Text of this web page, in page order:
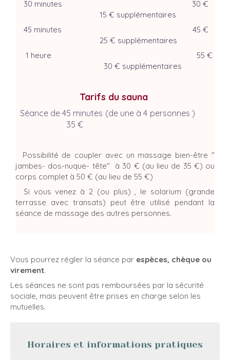
30 minutes 30 €
15 € supplémentaires
45 minutes 45 €
25 € supplémentaires
1 heure 55 €
30 € supplémentaires
Tarifs du sauna
Séance de 45 minutes (de une à 4 personnes )
35 €
Possibilité de coupler avec un massage bien-être "
jambes- dos-nuque- tête" à 30 € (au lieu de 35 €) ou
corps complet à 50 € (au lieu de 55 €)
Si vous venez à 2 (ou plus) , le solarium (grande
terrasse avec transats) peut être utilisé pendant la
séance de massage des autres personnes.
Vous pourrez régler la séance par espèces, chèque ou
virement.
Les séances ne sont pas remboursées par la sécurité
sociale, mais peuvent être prises en charge selon les
mutuelles.
Horaires et informations pratiques